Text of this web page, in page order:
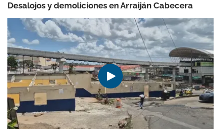
Desalojos y demoliciones en Arraiján Cabecera